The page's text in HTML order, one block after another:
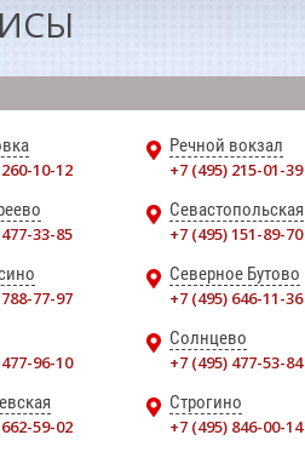
10-12
Речной вокзал
+7 (495) 215-01-39
33-85
Севастопольская
+7 (495) 151-89-70
77-97
Северное Бутово
+7 (495) 646-11-36
96-10
Солнцево
+7 (495) 477-53-84
59-02
Строгино
+7 (495) 846-00-14